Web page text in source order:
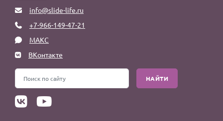
info@slide-life.ru
+7-966-149-47-21
МАКС
ВКонтакте
НАЙТИ